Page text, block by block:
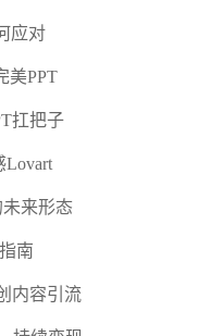
应对
美PPT
扛把子
Lovart
来形态
南
内容引流